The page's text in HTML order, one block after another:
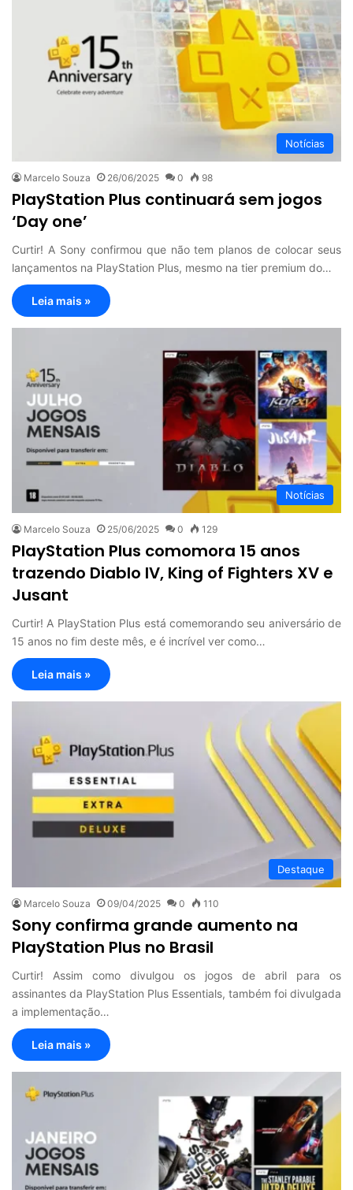
Notícias
Marcelo Souza 26/06/2025 0 98
PlayStation Plus continuará sem jogos
‘Day one’
Curtir! A Sony confirmou que não tem planos de colocar seus
lançamentos na PlayStation Plus, mesmo na tier premium do…
Leia mais »
Notícias
Marcelo Souza 25/06/2025 0 129
PlayStation Plus comomora 15 anos
trazendo Diablo IV, King of Fighters XV e
Jusant
Curtir! A PlayStation Plus está comemorando seu aniversário de
15 anos no fim deste mês, e é incrível ver como…
Leia mais »
Destaque
Marcelo Souza 09/04/2025 0 110
Sony confirma grande aumento na
PlayStation Plus no Brasil
Curtir! Assim como divulgou os jogos de abril para os
assinantes da PlayStation Plus Essentials, também foi divulgada
a implementação…
Leia mais »